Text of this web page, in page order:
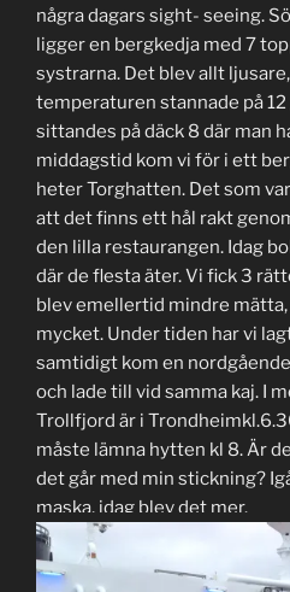
några dagars sight- seeing.
ligger en bergkedja med 7
systrarna. Det blev allt
temperaturen stannade på 12
sittandes på däck 8 där man
middagstid kom vi för i ett
heter Torghatten. Det som
att det finns ett hål rakt
den lilla restaurangen. Idag
där de flesta äter. Vi fick 3
blev emellertid mindre
mycket. Under tiden har vi
samtidigt kom en
och lade till vid samma kaj. I
Trollfjord är i
måste lämna hytten kl 8. Är
det går med min stickning?
maska, idag blev det mer.